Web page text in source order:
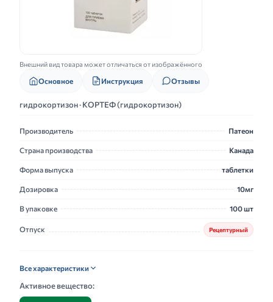
Внешний вид товара может отличаться от изображённого
Основное Инструкция Отзывы
гидрокортизон · КОРТЕФ (гидрокортизон)
Производитель Патеон
Страна производства Канада
Форма выпуска таблетки
Дозировка 10мг
В упаковке 100 шт
Отпуск Рецептурный
Все характеристики
Активное вещество: